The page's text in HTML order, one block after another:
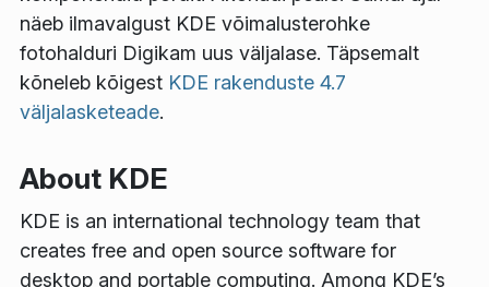
näeb ilmavalgust KDE võimalusterohke
fotohalduri Digikam uus väljalase. Täpsemalt
kõneleb kõigest KDE rakenduste 4.7
väljalasketeade.
About KDE
KDE is an international technology team that
creates free and open source software for
desktop and portable computing. Among KDE’s